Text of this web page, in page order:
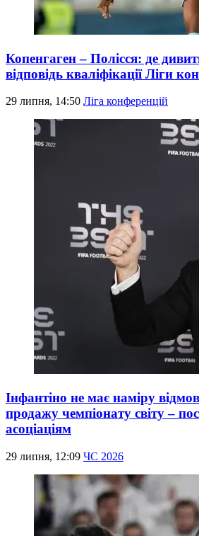
Копенгаген – Полісся: де
відповідь кваліфікації Ліги
29 липня, 14:50 Ліга конференцій
Інфантіно не має наміру
продажу чемпіонату світу –
асоціаціям
29 липня, 12:09 ЧС 2026